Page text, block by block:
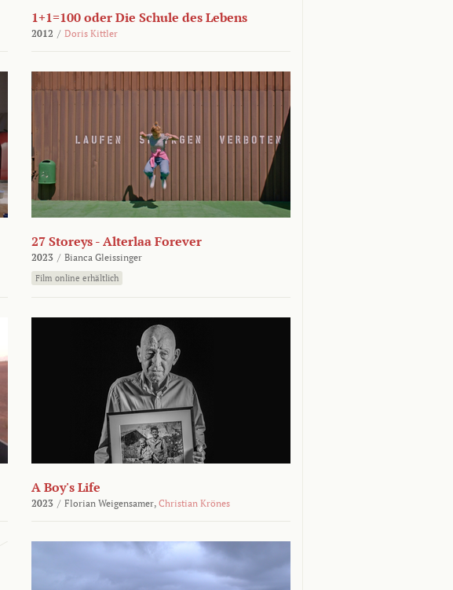
1+1=100 oder Die Schule des Lebens
2012 / Doris Kittler
27 Storeys - Alterlaa Forever
2023 / Bianca Gleissinger
Film online erhältlich
A Boy's Life
2023 / Florian Weigensamer, Christian Krönes